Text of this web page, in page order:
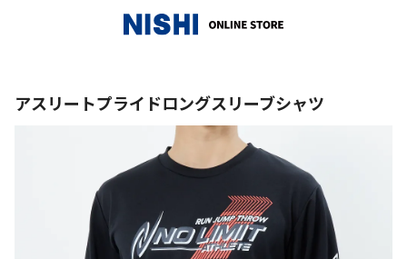
アスリートプライドロングスリーブシャツ